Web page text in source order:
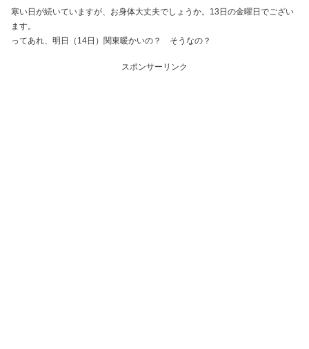
寒い日が続いていますが、お身体大丈夫でしょうか。13日の金曜日でござい
ます。
ってあれ、明日（14日）関東暖かいの？ そうなの？
スポンサーリンク